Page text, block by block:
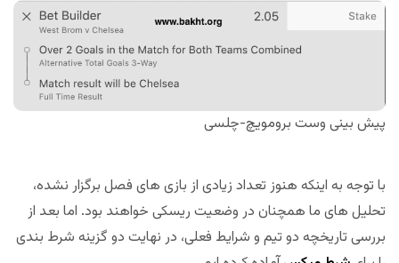
پیش بینی وست برومویچ-چلسی
با توجه به اینکه هنوز تعداد زیادی از بازی های فصل برگزار نشده،
تحلیل های ما همچنان در وضعیت ریسکی خواهند بود. اما بعد از
بررسی تاریخچه دو تیم و شرایط فعلی، در نهایت دو گزینه شرط بندی